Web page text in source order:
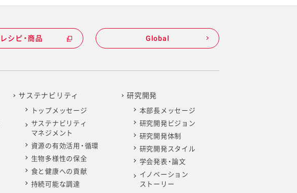
レシピ・商品 Global
サステナビリティ
トップメッセージ
サステナビリティ
マネジメント
資源の有効活用・循環
生物多様性の保全
食と健康への貢献
持続可能な調達
研究開発
本部長メッセージ
研究開発ビジョン
研究開発体制
研究開発スタイル
学会発表・論文
イノベーション
ストーリー